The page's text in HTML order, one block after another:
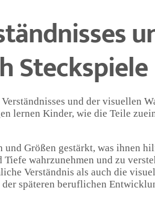
Steckspiele
und der visuellen
lernen Kinder, wie die Teile
Größen gestärkt, was ihnen
wahrzunehmen und zu
Verständnis als auch die
späteren beruflichen